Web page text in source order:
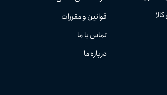
قوانین و مقررات
تماس با ما
درباره ما